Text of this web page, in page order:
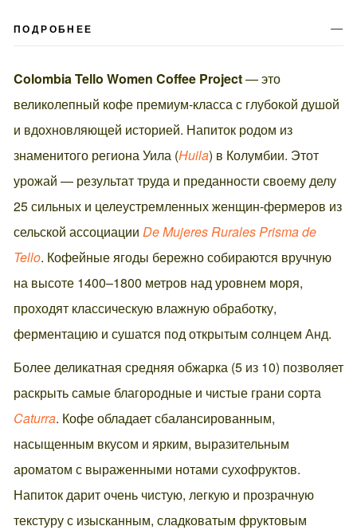
ПОДРОБНЕЕ
Colombia Tello Women Coffee Project— это
великолепный кофе премиум-класса с глубокой душой
и вдохновляющей историей. Напиток родом из
знаменитого региона Уила (Huila) в Колумбии. Этот
урожай — результат труда и преданности своему делу
25 сильных и целеустремленных женщин-фермеров из
сельской ассоциации De Mujeres Rurales Prisma de
Tello. Кофейные ягоды бережно собираются вручную
на высоте 1400–1800 метров над уровнем моря,
проходят классическую влажную обработку,
ферментацию и сушатся под открытым солнцем Анд.
Более деликатная средняя обжарка (5 из 10) позволяет
раскрыть самые благородные и чистые грани сорта
Caturra. Кофе обладает сбалансированным,
насыщенным вкусом и ярким, выразительным
ароматом с выраженными нотами сухофруктов.
Напиток дарит очень чистую, легкую и прозрачную
текстуру с изысканным, сладковатым фруктовым